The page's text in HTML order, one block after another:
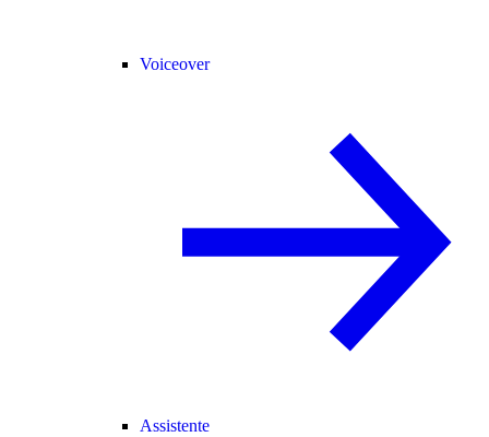
Voiceover
Assistente